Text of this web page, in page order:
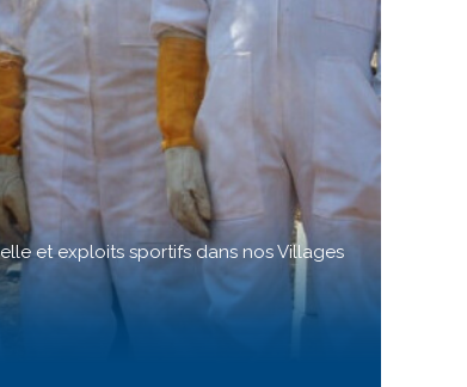
et exploits sportifs dans nos Villages